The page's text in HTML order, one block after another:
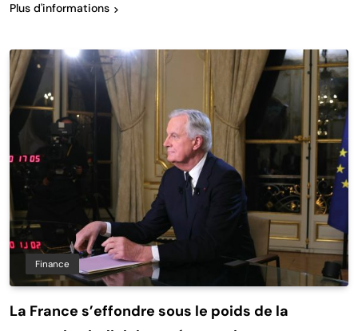
Plus d'informations
Finance
La France s’effondre sous le poids de la